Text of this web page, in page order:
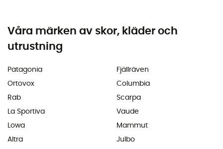
Våra märken av skor, kläder och
utrustning
Patagonia
Ortovox
Rab
La Sportiva
Lowa
Altra
Fjällräven
Columbia
Scarpa
Vaude
Mammut
Julbo